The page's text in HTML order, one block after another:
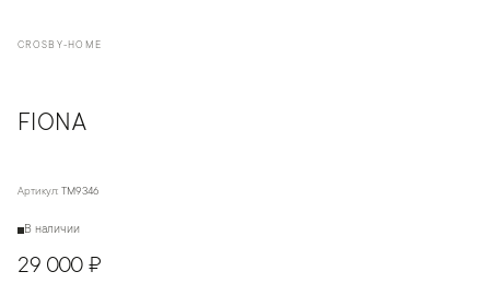
CROSBY-HOME
FIONA
Артикул: TM9346
В наличии
29 000 ₽